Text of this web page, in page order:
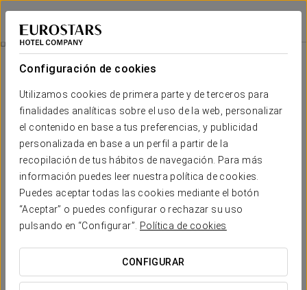
Configuración de cookies
Utilizamos cookies de primera parte y de terceros para
finalidades analíticas sobre el uso de la web, personalizar
el contenido en base a tus preferencias, y publicidad
personalizada en base a un perfil a partir de la
recopilación de tus hábitos de navegación. Para más
información puedes leer nuestra política de cookies.
Puedes aceptar todas las cookies mediante el botón
“Aceptar” o puedes configurar o rechazar su uso
pulsando en “Configurar”.
Política de cookies
CONFIGURAR
Eurostars Sitges
BARCELONA - SITGES
Desayuno Con Diamantes
65 € por persona
Desayuno con diamantes
No hace falta desayunar en Tiffany's para sorprender con
esta maravillosa experiencia.